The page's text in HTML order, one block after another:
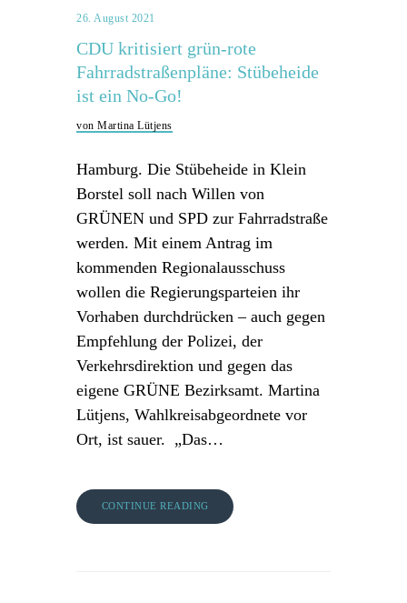
26. August 2021
CDU kritisiert grün-rote
Fahrradstraßenpläne: Stübeheide
ist ein No-Go!
von Martina Lütjens
Hamburg. Die Stübeheide in Klein
Borstel soll nach Willen von
GRÜNEN und SPD zur Fahrradstraße
werden. Mit einem Antrag im
kommenden Regionalausschuss
wollen die Regierungsparteien ihr
Vorhaben durchdrücken – auch gegen
Empfehlung der Polizei, der
Verkehrsdirektion und gegen das
eigene GRÜNE Bezirksamt. Martina
Lütjens, Wahlkreisabgeordnete vor
Ort, ist sauer. „Das…
CONTINUE READING